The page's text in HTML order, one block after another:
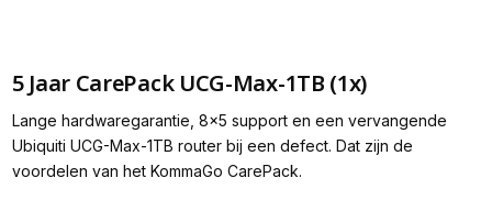
5 Jaar CarePack UCG-Max-1TB (1x)
Lange hardwaregarantie, 8x5 support en een vervangende
Ubiquiti UCG-Max-1TB router bij een defect. Dat zijn de
voordelen van het KommaGo CarePack.